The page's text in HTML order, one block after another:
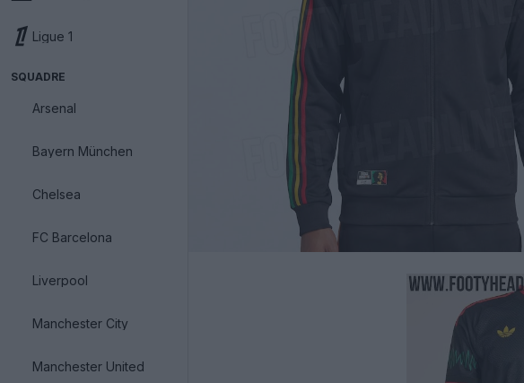
Ligue 1
SQUADRE
Arsenal
Bayern München
Chelsea
FC Barcelona
Liverpool
Manchester City
Manchester United